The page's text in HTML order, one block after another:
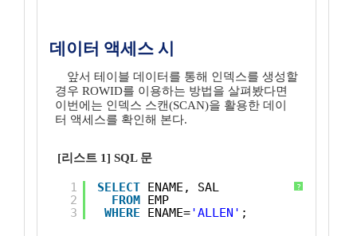
데이터 액세스 시
앞서 테이블 데이터를 통해 인덱스를 생성할
경우 ROWID를 이용하는 방법을 살펴봤다면
이번에는 인덱스 스캔(SCAN)을 활용한 데이
터 액세스를 확인해 본다.
[리스트 1] SQL 문
?
1
2
3
SELECT ENAME, SAL
FROM EMP
WHERE
ENAME='ALLEN' ;